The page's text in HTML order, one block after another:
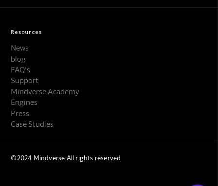
Online · KI-Assistent
Resources
News
blog
FAQ's
Support
Mindverse Academy
Engines
Press
Case Studies
©2024 Mindverse All rights reserved